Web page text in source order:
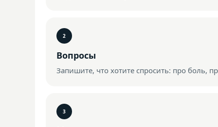
Вопросы
Запишите, что хотите спросить: про боль,